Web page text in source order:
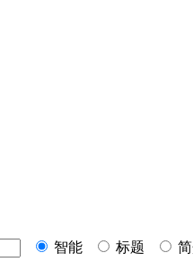
智能
标题